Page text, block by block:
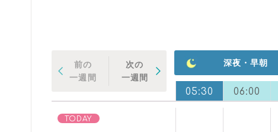
前の
一週間
次の
一週間
深夜・早朝
05:30 06:00